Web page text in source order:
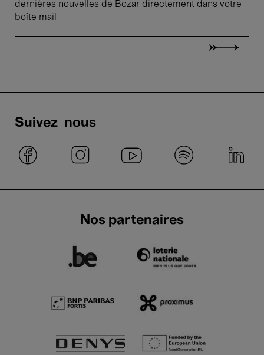
dernières nouvelles de Bozar directement dans votre
boîte mail
Suivez-nous
Nos partenaires